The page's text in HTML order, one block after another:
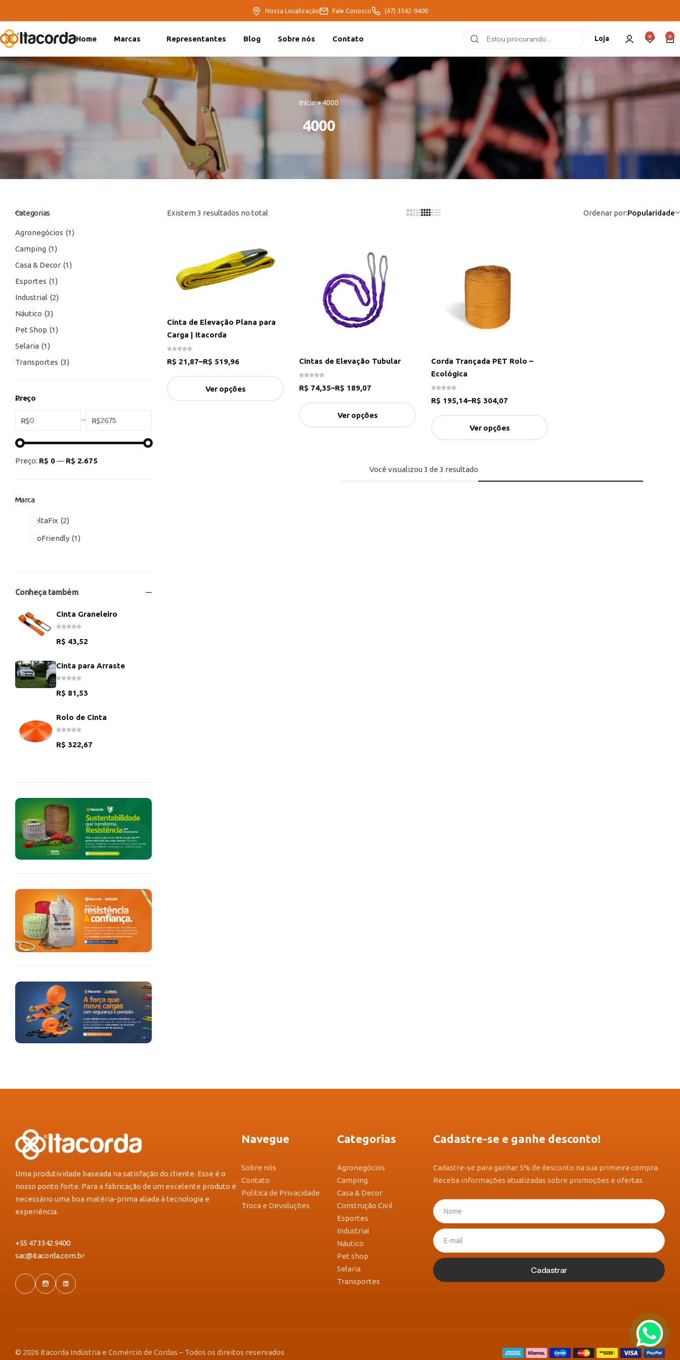
Nossa Localização Fale Conosco (47) 3342-9400
Home Marcas Representantes Blog Sobre nós Contato Loja 0 0
Início»4000
4000
Existem 3 resultados no total Ordenar por:Popularidade
Cinta de Elevação Plana para
Carga | Itacorda
R$ 21,87–R$ 519,96
Ver opções
Cintas de Elevação Tubular
R$ 74,35–R$ 189,07
Ver opções
Corda Trançada PET Rolo –
Ecológica
R$ 195,14–R$ 304,07
Ver opções
Você visualizou3 de 3 resultado
Categorias
Agronegócios
1
Camping 1
Casa & Decor 1
Esportes
1
Industrial
2
Náutico 3
Pet Shop
1
Selaria 1
Transportes 3
Preço
R$ R$
Preço: R$ 0— R$ 2.675
Marca
DeltaFix 2
EcoFriendly 1
Conheça também
Cinta Graneleiro
R$ 43,52
Cinta para Arraste
R$ 81,53
Rolo de Cinta
R$ 322,67
Uma produtividade baseada na satisfação do cliente. Esse é o
nosso ponto forte. Para a fabricação de um excelente produto é
necessário uma boa matéria-prima aliada à tecnologia e
experiência.
+55 47 3342.9400
sac@itacorda.com.br
Navegue
Sobre nós
Contato
Política de Privacidade
Troca e Devoluções
Categorias
Agronegócios
Camping
Casa & Decor
Construção Civil
Esportes
Industrial
Náutico
Pet shop
Selaria
Transportes
Cadastre-se e ganhe desconto!
Cadastre-se para ganhar 5% de desconto na sua primeira compra.
Receba informações atualizadas sobre promoções e ofertas.
Cadastrar
© 2026 Itacorda Indústria e Comércio de Cordas – Todos os direitos reservados
DeltaFix
EcoFriendly
ItaMaxx